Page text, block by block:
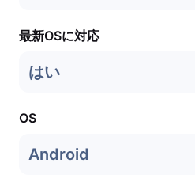
最新OSに対応
はい
OS
Android